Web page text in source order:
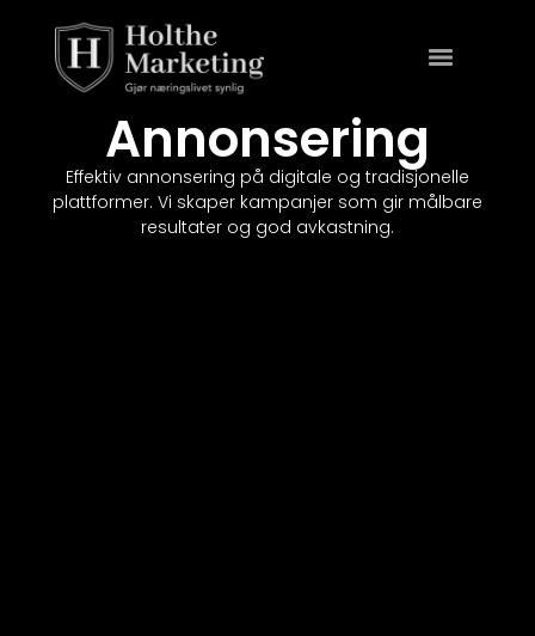
Annonsering
Effektiv annonsering på digitale og tradisjonelle
plattformer. Vi skaper kampanjer som gir målbare
resultater og god avkastning.